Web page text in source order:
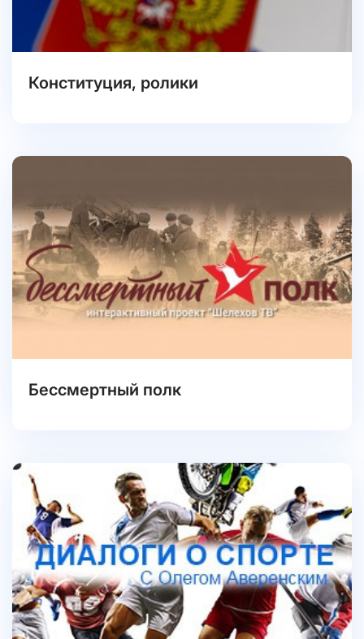
Конституция, ролики
Бессмертный полк